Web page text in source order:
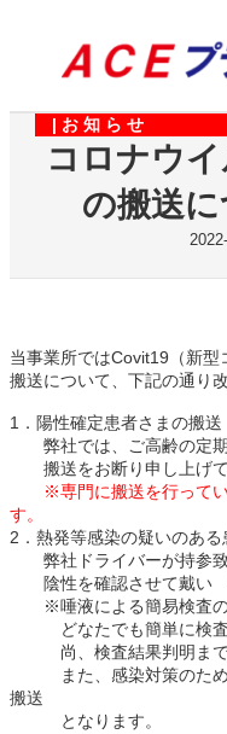
キ
| お 知 ら せ
コロナウ
の搬送に
当事業所ではCovit19（新
搬送について、下記の通り
1．陽性確定患者さまの搬送
弊社では、ご高齢の定期
搬送をお断り申し上げて
※専門に搬送を行って
す。
2．熱発等感染の疑いのある
弊社ドライバーが持参
陰性を確認させて戴い
※唾液による簡易検査の
どなたでも簡単に検査
尚、検査結果判明まで
また、感染対策のため
搬送
となります。